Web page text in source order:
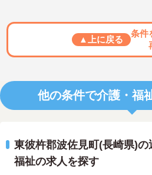
▲上に戻る
条件
他の条件で介護・福
東彼杵郡波佐見町(長崎県)の
福祉の求人を探す